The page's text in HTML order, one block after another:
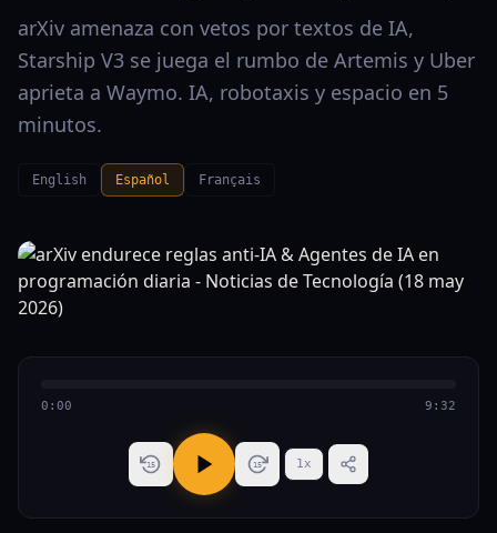
arXiv amenaza con vetos por textos de IA,
Starship V3 se juega el rumbo de Artemis y Uber
aprieta a Waymo. IA, robotaxis y espacio en 5
minutos.
English Español Français
0:00 9:32
15 15 1x